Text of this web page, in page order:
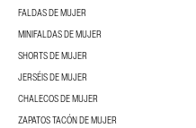
FALDAS DE MUJER
MINIFALDAS DE MUJER
SHORTS DE MUJER
JERSÉIS DE MUJER
CHALECOS DE MUJER
ZAPATOS TACÓN DE MUJER